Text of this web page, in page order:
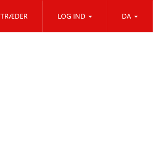
TRÆDER LOG IND DA